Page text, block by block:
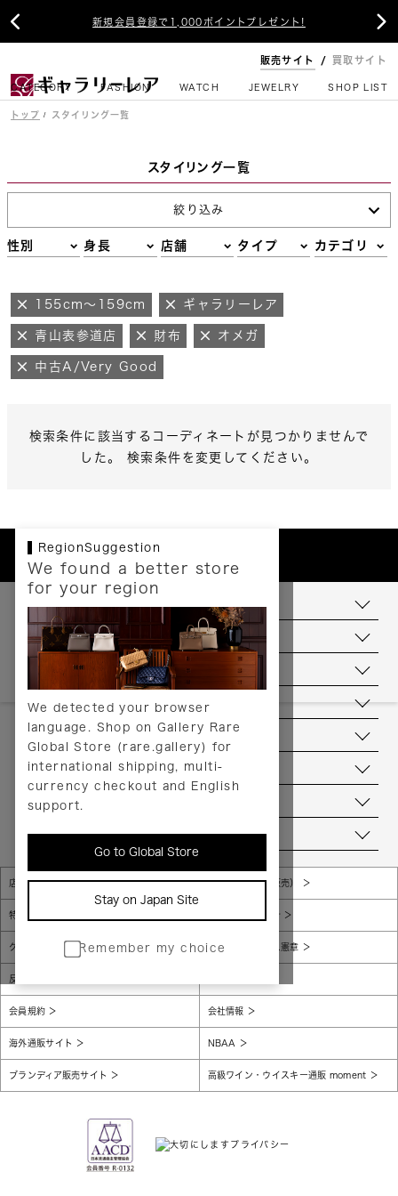
新規会員登録で1,000ポイントプレゼント!
 
販売サイト 買取サイト
CATEGORY FASHION WATCH JEWELRY SHOP LIST
トップ スタイリング一覧
スタイリング一覧
絞り込み
性別 身長 店舗 タイプ カテゴリ
155cm～159cm ギャラリーレア
青山表参道店 財布 オメガ
中古A/Very Good
検索条件に該当するコーディネートが見つかりませんで
した。 検索条件を変更してください。
RegionSuggestion
We found a better store
for your region
We detected your browser
language. Shop on Gallery Rare
Global Store (rare.gallery) for
international shipping, multi-
currency checkout and English
support.
Go to Global Store
Stay on Japan Site
Remember my choice
お支払いについて
配送について
送料について
返品について
ヘルプ
お問い合わせ
当店について
店舗一覧 販売規約（店頭販売）
特定商取引法に基づく表示 個人情報保護方針
グローバルプライバシーポリシー コンプライアンス憲章
反社会的勢力に対する基本方針
会員規約 会社情報
海外通販サイト NBAA
ブランディア販売サイト 高級ワイン・ウイスキー通販 moment